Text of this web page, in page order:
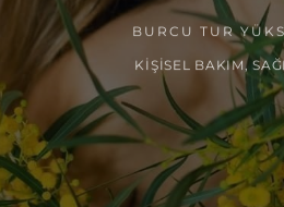
BURCU TUR
KIŞISEL BAKIM,